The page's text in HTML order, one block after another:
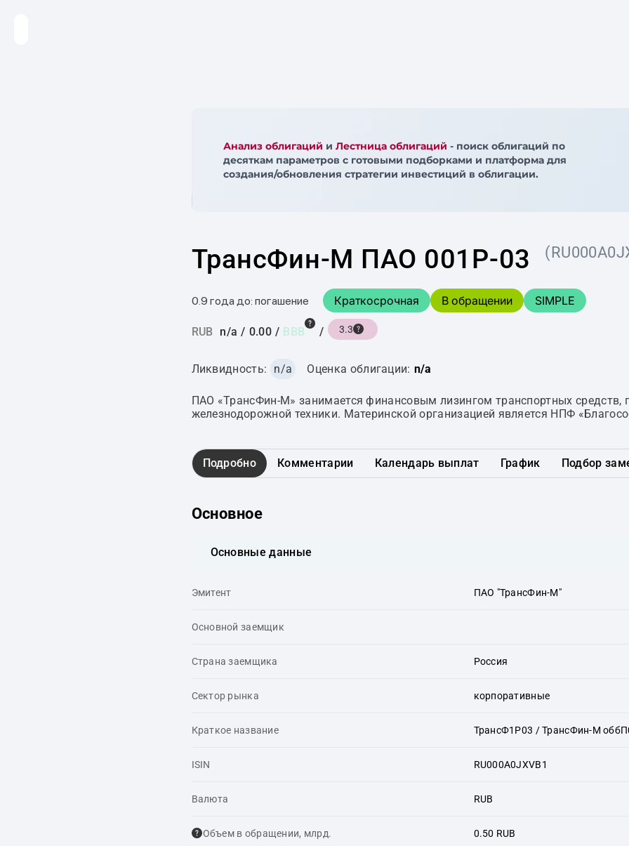
Анализ облигаций и Лестница облигаций - поиск облигаций по
десяткам параметров с готовыми подборками и платформа для
создания/обновления стратегии инвестиций в облигации.
ТрансФин-М ПАО 001P-03
0.9 года до: погашение Краткосрочная В обращении SIMPLE
RUB n/a / 0.00 / BBB / 3.3
Ликвидность: n/a Оценка облигации: n/a
ПАО «ТрансФин-М» занимается финансовым лизингом транспортных средств,
железнодорожной техники. Материнской организацией является НПФ
Подробно Комментарии Календарь выплат График Подбор
Основное
Основные данные
Эмитент ПАО "ТрансФин-М"
Основной заемщик
Страна заемщика Россия
Сектор рынка корпоративные
Краткое название ТрансФ1P03 / ТрансФин-М
ISIN RU000A0JXVB1
Валюта RUB
Объем в обращении, млрд. 0.50 RUB